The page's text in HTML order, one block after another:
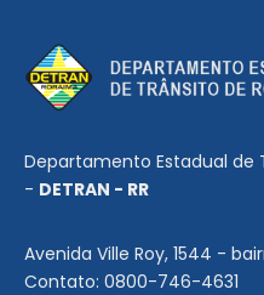
Departamento Estadual de
- DETRAN - RR
Avenida Ville Roy, 1544 -
Contato: 0800-746-4631